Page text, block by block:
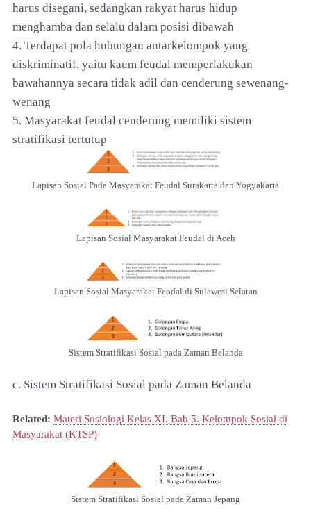
harus disegani, sedangkan rakyat harus hidup
menghamba dan selalu dalam posisi dibawah
4. Terdapat pola hubungan antarkelompok yang
diskriminatif, yaitu kaum feudal memperlakukan
bawahannya secara tidak adil dan cenderung sewenang-
wenang
5. Masyarakat feudal cenderung memiliki sistem
stratifikasi tertutup
Lapisan Sosial Pada Masyarakat Feudal Surakarta dan Yogyakarta
Lapisan Sosial Masyarakat Feudal di Aceh
Lapisan Sosial Masyarakat Feodal di Sulawesi Selatan
Sistem Stratifikasi Sosial pada Zaman Belanda
c. Sistem Stratifikasi Sosial pada Zaman Belanda
Related: Materi Sosiologi Kelas XI. Bab 5. Kelompok Sosial di
Masyarakat (KTSP)
Sistem Stratifikasi Sosial pada Zaman Jepang